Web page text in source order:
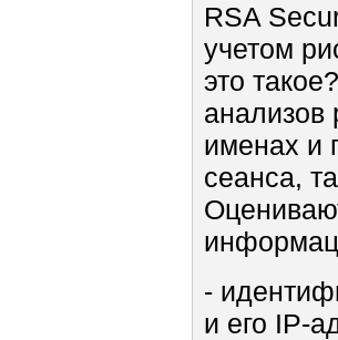
RSA
учетом
это
анализов
именах и
сеанса,
-
и его IP-